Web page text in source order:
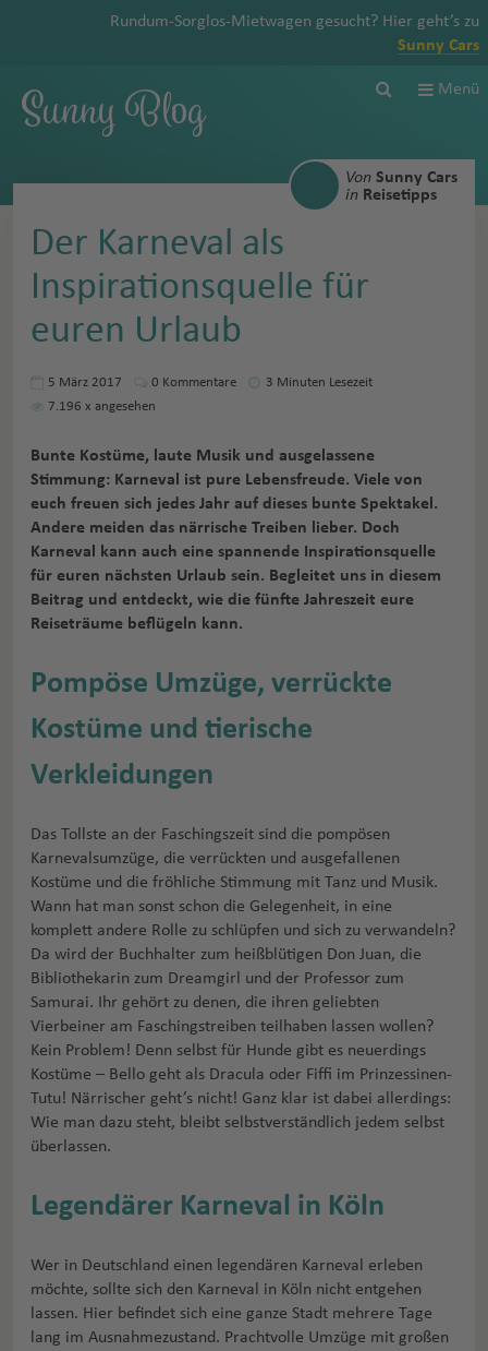
Rundum-Sorglos-Mietwagen gesucht? Hier geht’s zu
Sunny Cars
Sunny Blog Menü
Von Sunny Cars
in Reisetipps
Der Karneval als
Inspirationsquelle für
euren Urlaub
5 März 2017 0 Kommentare
3 Minuten Lesezeit
7.196 x angesehen
Bunte Kostüme, laute Musik und ausgelassene
Stimmung: Karneval ist pure Lebensfreude. Viele von
euch freuen sich jedes Jahr auf dieses bunte Spektakel.
Andere meiden das närrische Treiben lieber. Doch
Karneval kann auch eine spannende Inspirationsquelle
für euren nächsten Urlaub sein. Begleitet uns in diesem
Beitrag und entdeckt, wie die fünfte Jahreszeit eure
Reiseträume beflügeln kann.
Pompöse Umzüge, verrückte
Kostüme und tierische
Verkleidungen
Das Tollste an der Faschingszeit sind die pompösen
Karnevalsumzüge, die verrückten und ausgefallenen
Kostüme und die fröhliche Stimmung mit Tanz und Musik.
Wann hat man sonst schon die Gelegenheit, in eine
komplett andere Rolle zu schlüpfen und sich zu verwandeln?
Da wird der Buchhalter zum heißblütigen Don Juan, die
Bibliothekarin zum Dreamgirl und der Professor zum
Samurai. Ihr gehört zu denen, die ihren geliebten
Vierbeiner am Faschingstreiben teilhaben lassen wollen?
Kein Problem! Denn selbst für Hunde gibt es neuerdings
Kostüme – Bello geht als Dracula oder Fiffi im Prinzessinen-
Tutu! Närrischer geht’s nicht! Ganz klar ist dabei allerdings:
Wie man dazu steht, bleibt selbstverständlich jedem selbst
überlassen.
Legendärer Karneval in Köln
Wer in Deutschland einen legendären Karneval erleben
möchte, sollte sich den Karneval in Köln nicht entgehen
lassen. Hier befindet sich eine ganze Stadt mehrere Tage
lang im Ausnahmezustand. Prachtvolle Umzüge mit großen